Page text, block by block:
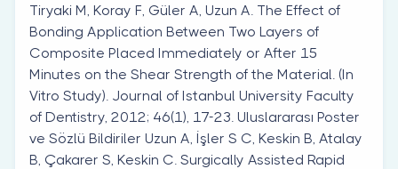
Tiryaki M, Koray F, Güler A, Uzun A. The Effect of
Bonding Application Between Two Layers of
Composite Placed Immediately or After 15
Minutes on the Shear Strength of the Material. (In
Vitro Study). Journal of Istanbul University Faculty
of Dentistry, 2012; 46(1), 17-23. Uluslararası Poster
ve Sözlü Bildiriler Uzun A, İşler S C, Keskin B, Atalay
B, Çakarer S, Keskin C. Surgically Assisted Rapid